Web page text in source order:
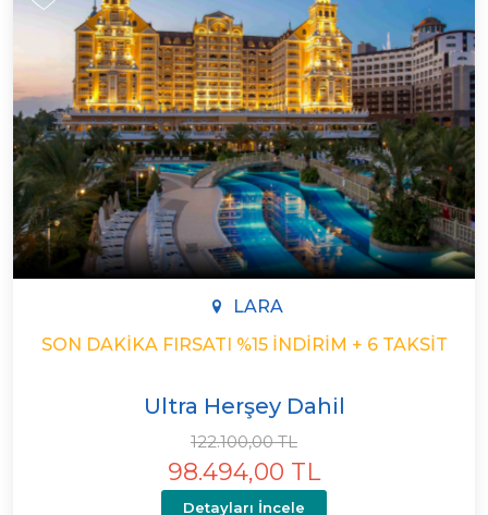
LARA
SON DAKIKA FIRSATI %15 İNDIRIM + 6 TAKSIT
Ultra Herşey Dahil
122.100,00 TL
98.494,00 TL
Detayları İncele